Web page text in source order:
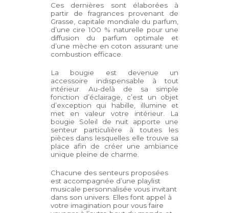
Ces dernières sont élaborées à
partir de fragrances provenant de
Grasse, capitale mondiale du parfum,
d’une cire 100 % naturelle pour une
diffusion du parfum optimale et
d’une mèche en coton assurant une
combustion efficace.
La bougie est devenue un
accessoire indispensable à tout
intérieur. Au-delà de sa simple
fonction d’éclairage, c’est un objet
d’exception qui habille, illumine et
met en valeur votre intérieur. La
bougie Soleil de nuit apporte une
senteur particulière à toutes les
pièces dans lesquelles elle trouve sa
place afin de créer une ambiance
unique pleine de charme.
Chacune des senteurs proposées
est accompagnée d’une playlist
musicale personnalisée vous invitant
dans son univers. Elles font appel à
votre imagination pour vous faire